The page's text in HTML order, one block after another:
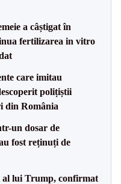
a câștigat în
fertilizarea in vitro
care imitau
polițiștii
din România
un dosar de
fost reținuți de
al lui Trump, confirmat